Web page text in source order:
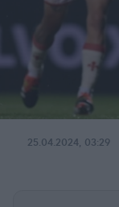
25.04.2024, 03:29